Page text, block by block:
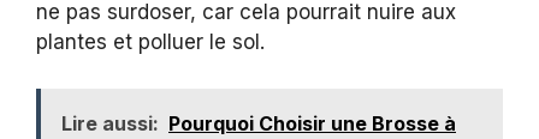
ne pas surdoser, car cela pourrait nuire aux
plantes et polluer le sol.
Lire aussi: Pourquoi Choisir une Brosse à